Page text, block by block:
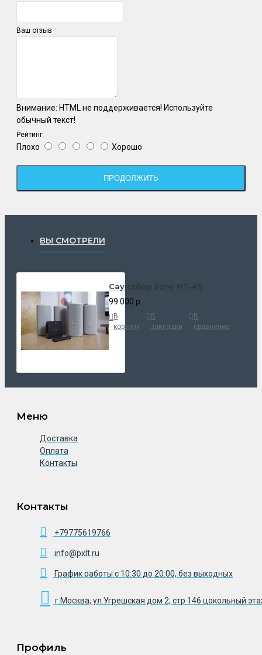
Ваш отзыв
Внимание: HTML не поддерживается! Используйте
обычный текст!
Рейтинг
Плохо Хорошо
ПРОДОЛЖИТЬ
ВЫ СМОТРЕЛИ
Саундбар Sony HT-A9
99 000 р.
В
корзину
В
закладки
В
сравнение
Меню
Доставка
Оплата
Контакты
Контакты
+79775619766
info@pxlt.ru
График работы с 10:30 до 20:00, без выходных
г.Москва, ул.Угрешская дом 2, стр 146 цокольный
Профиль